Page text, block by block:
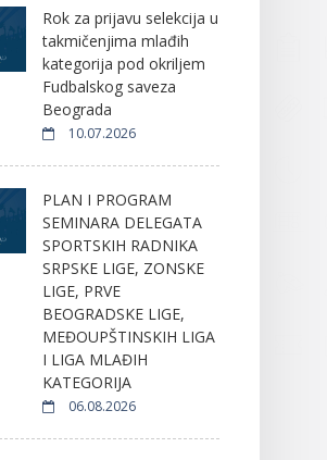
Rok za prijavu selekcija u
takmičenjima mlađih
kategorija pod okriljem
Fudbalskog saveza
Beograda
10.07.2026
PLAN I PROGRAM
SEMINARA DELEGATA
SPORTSKIH RADNIKA
SRPSKE LIGE, ZONSKE
LIGE, PRVE
BEOGRADSKE LIGE,
MEĐOUPŠTINSKIH LIGA
I LIGA MLAĐIH
KATEGORIJA
06.08.2026